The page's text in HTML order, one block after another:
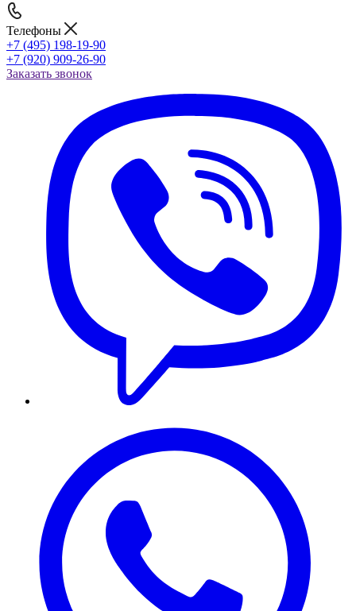
Телефоны
+7 (495) 198-19-90
+7 (920) 909-26-90
Заказать звонок